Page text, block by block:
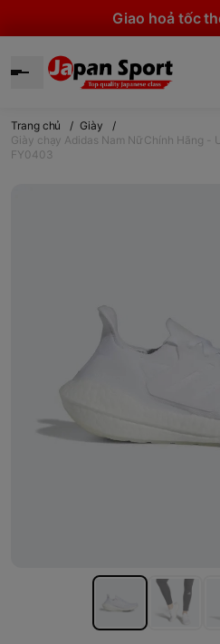
Giao hoả tốc
Trang chủ / Giày
/
Giày chạy Adidas Nam Nữ Chính Hãng -
FY0403